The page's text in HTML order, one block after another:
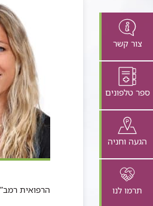
צור קשר
ספר טלפונים
הגעה וחניה
תרמו לנו
הרפואית